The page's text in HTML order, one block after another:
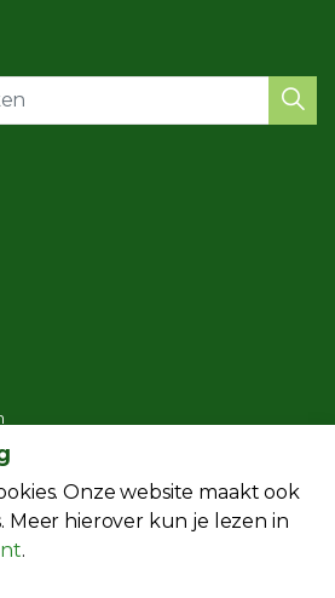
Onze website maakt ook
Meer hierover kun je lezen in
.